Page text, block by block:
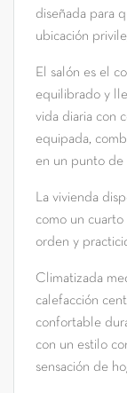
diseñada para
ubicación
El salón es el
equilibrado y
vida diaria con
equipada,
en un punto de
La vivienda
como un
orden y
Climatizada
calefacción
confortable
con un estilo
sensación de